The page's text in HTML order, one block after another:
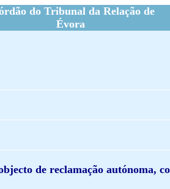
do Tribunal da Relação de
Évora
de reclamação autónoma,